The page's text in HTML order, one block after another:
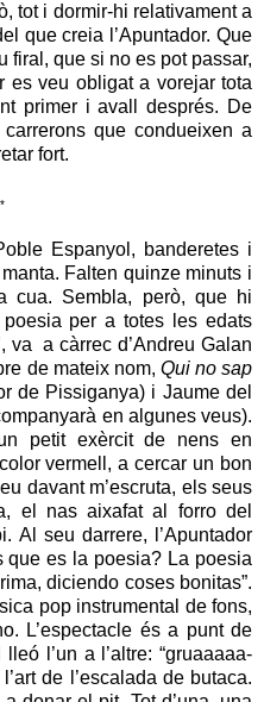
tot i dormir-hi relativament a
que creia l’Apuntador. Que
firal, que si no es pot passar,
es veu obligat a vorejar tota
primer i avall després. De
que condueixen a
fort.
Espanyol, banderetes i
Falten quinze minuts i
Sembla, però, que hi
per a totes les edats
va a càrrec d’Andreu Galan
de mateix nom, Qui no sap
de Pissiganya) i Jaume del
en algunes veus).
petit exèrcit de nens en
vermell, a cercar un bon
davant m’escruta, els seus
el nas aixafat al forro del
Al seu darrere, l’Apuntador
que es la poesia? La poesia
diciendo coses bonitas”.
pop instrumental de fons,
L’espectacle és a punt de
l’un a l’altre: “gruaaaaa-
de l’escalada de butaca.